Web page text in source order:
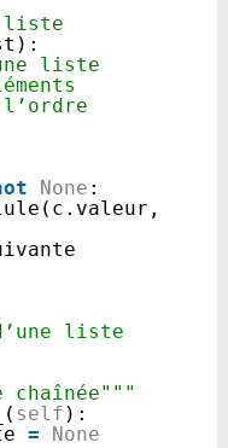
liste
liste
None :
liste
self ):
=
None